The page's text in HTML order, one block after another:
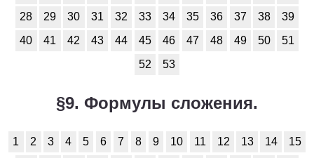
28
29 30 31 32 33 34 35 36 37 38
39
40
41 42 43 44 45 46 47 48 49 50
51
52
53
§9. Формулы сложения.
1 2 3 4 5 6 7 8 9 10 11 12 13 14 15